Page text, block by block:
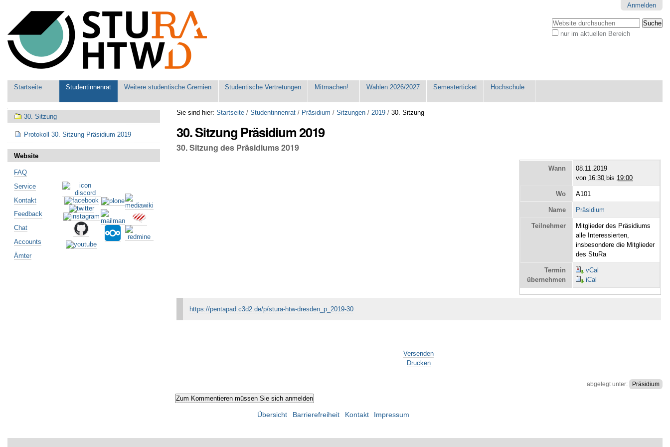
Werkzeuge
Anmelden
Website durchsuchen
nur im aktuellen Bereich
Sektionen
Startseite Studentinnenrat Weitere studentische Gremien Studentische Vertretungen Mitmachen! Wahlen 2026/2027 Semesterticket Hochschule
Sie sind hier: Startseite /Studentinnenrat / Präsidium /Sitzungen /2019 /30. Sitzung
30. Sitzung Präsidium 2019
30. Sitzung des Präsidiums 2019
Wann
08.11.2019
von 16:30 bis 19:00
Wo A101
Name Präsidium
Teilnehmer
Mitglieder des Präsidiums
alle Interessierten,
insbesondere die Mitglieder
des StuRa
Termin
übernehmen
vCal
iCal
https://pentapad.c3d2.de/p/stura-htw-dresden_p_2019-30
Versenden
Drucken
abgelegt unter: Präsidium
Navigation
30. Sitzung
Protokoll 30. Sitzung Präsidium 2019
Website
FAQ
Service
Kontakt
Feedback
Chat
Accounts
Ämter
Übersicht Barrierefreiheit Kontakt Impressum